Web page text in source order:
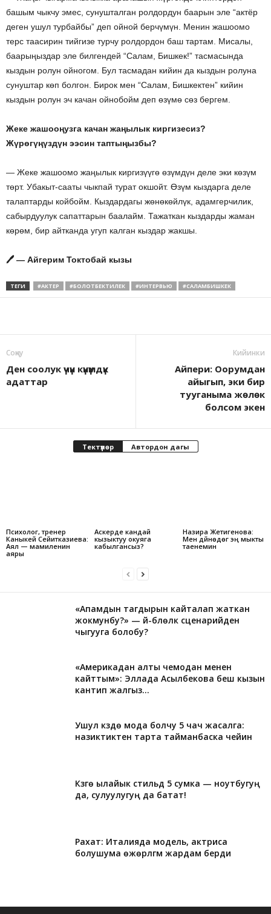
башым чыкчу эмес, сунушталган ролдордун баарын эле “актёр
деген ушул турбайбы” деп ойной берчүмүн. Менин жашоомо
терс таасирин тийгизе турчу ролдордон баш тартам. Мисалы,
баарыңыздар эле билгендей “Салам, Бишкек!” тасмасында
кыздын ролун ойногом. Бул тасмадан кийин да кыздын ролуна
сунуштар көп болгон. Бирок мен “Салам, Бишкектен” кийин
кыздын ролун эч качан ойнобойм деп өзүмө сөз бергем.
Жеке жашооңузга качан жаңылык киргизесиз?
Жүрөгүңүздүн ээсин таптыңызбы?
— Жеке жашоомо жаңылык киргизүүгө өзүмдүн деле эки көзүм
төрт. Убакыт-сааты чыкпай турат окшойт. Өзүм кыздарга деле
талаптарды койбойм. Кыздардагы жөнөкөйлүк, адамгерчилик,
сабырдуулук сапаттарын баалайм. Тажаткан кыздарды жаман
көрөм, бир айтканда угуп калган кыздар жакшы.
🖊️ — Айгерим Токтобай кызы
ТЕГИ #АКТЕР #БОЛОТБЕКТИЛЕК #ИНТЕРВЬЮ #САЛАМБИШКЕК
Соӊку
Ден соолук үчүн күнүмдүк
адаттар
Кийинки
Айпери: Оорумдан
айыгып, эки бир
тууганыма жөлөк
болсом экен
Тектүүлөр Автордон дагы
Психолог, тренер
Каныкей Сейитказиева:
Аял — мамиленин
аяры
Аскерде кандай
кызыктуу окуяга
кабылгансыз?
Назира Жетигенова:
Мен дүйнөдөгү эң мыкты
таенемин
«Апамдын тагдырын кайталап жаткан
жокмунбу?» — үй-бүлөлүк сценарийден
чыгууга болобу?
«Америкадан алты чемодан менен
кайттым»: Эллада Асылбекова беш кызын
кантип жалгыз...
Ушул күздө мода болчу 5 чач жасалга:
назиктиктен тарта тайманбаска чейин
Күзгө ылайык стильдүү 5 сумка — ноутбугуң
да, сулуулугуң да батат!
Рахат: Италияда модель, актриса
болушума өжөрлүгүм жардам берди